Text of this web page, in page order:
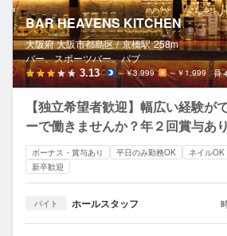
BAR HEAVENS KITCHEN
大阪府 大阪市都島区 / 京橋駅 258m
バー、スポーツバー、パブ
3.13 ～￥3,999 ～￥1,999
【独立希望者歓迎】幅広い経験が
ーで働きませんか？年２回賞与あり
ボーナス・賞与あり 平日のみ勤務OK ネイルOK
新卒歓迎
バイト ホールスタッフ